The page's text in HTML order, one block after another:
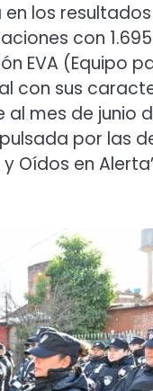
los
con
EVA (Equipo
con sus
mes de junio
por las
Oídos en